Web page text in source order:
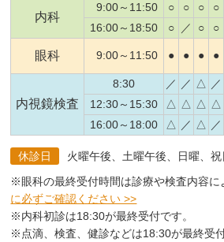
内科
9:00～11:50 ○ ○ ○ ○
16:00～18:50
○ ／ ○ ○
眼科 9:00～11:50 ● ● ● ●
内視鏡検査
8:30 ／ ／ △ ／
12:30～15:30
△ △ △ △
16:00～18:00
△ ／ △ ／
休診日
火曜午後、土曜午後、日曜、祝
※眼科の最終受付時間は診療や検査内容に
に必ずご確認ください >>
※内科初診は18:30が最終受付です。
※点滴、検査、健診などは18:30が最終受付